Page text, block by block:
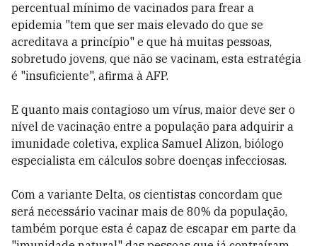
percentual mínimo de vacinados para frear a
epidemia "tem que ser mais elevado do que se
acreditava a princípio" e que há muitas pessoas,
sobretudo jovens, que não se vacinam, esta estratégia
é "insuficiente", afirma à AFP.
E quanto mais contagioso um vírus, maior deve ser o
nível de vacinação entre a população para adquirir a
imunidade coletiva, explica Samuel Alizon, biólogo
especialista em cálculos sobre doenças infecciosas.
Com a variante Delta, os cientistas concordam que
será necessário vacinar mais de 80% da população,
também porque esta é capaz de escapar em parte da